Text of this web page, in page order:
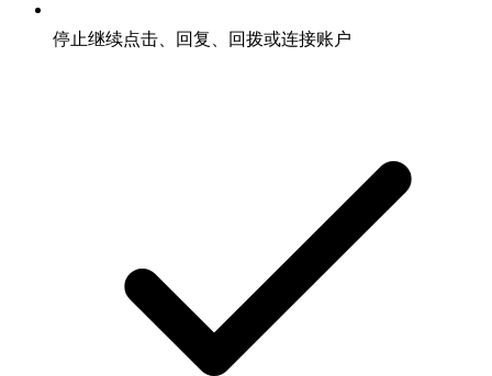
停止继续点击、回复、回拨或连接账户